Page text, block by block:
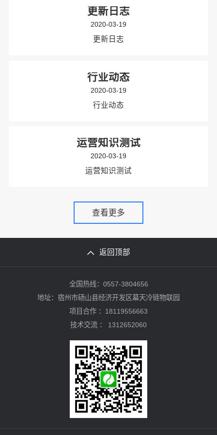
更新日志
2020-03-19
更新日志
行业动态
2020-03-19
行业动态
运营知识测试
2020-03-19
运营知识测试
查看更多
返回顶部
全国热线：0557-3804656
地址：宿州市砀山县经济开发区幕天冷链物联园
项目合作 ：18119556663
技术交流 ： 1312652060